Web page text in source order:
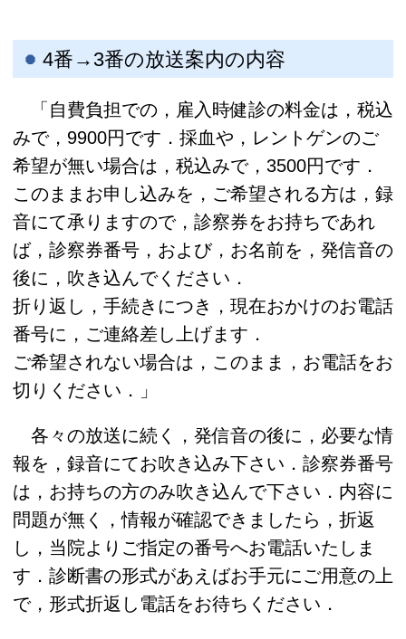
4番→3番の放送案内の内容
「自費負担での，雇入時健診の料金は，税込
みで，9900円です．採血や，レントゲンのご
希望が無い場合は，税込みで，3500円です．
このままお申し込みを，ご希望される方は，録
音にて承りますので，診察券をお持ちであれ
ば，診察券番号，および，お名前を，発信音の
後に，吹き込んでください．
折り返し，手続きにつき，現在おかけのお電話
番号に，ご連絡差し上げます．
ご希望されない場合は，このまま，お電話をお
切りください．」
各々の放送に続く，発信音の後に，必要な情
報を，録音にてお吹き込み下さい．診察券番号
は，お持ちの方のみ吹き込んで下さい．内容に
問題が無く，情報が確認できましたら，折返
し，当院よりご指定の番号へお電話いたしま
す．診断書の形式があえばお手元にご用意の上
で，形式折返し電話をお待ちください．